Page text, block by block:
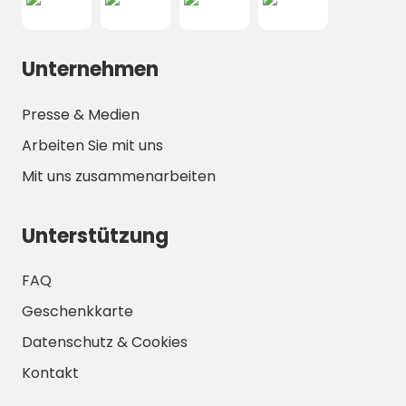
Unternehmen
Presse & Medien
Arbeiten Sie mit uns
Mit uns zusammenarbeiten
Unterstützung
FAQ
Geschenkkarte
Datenschutz & Cookies
Kontakt